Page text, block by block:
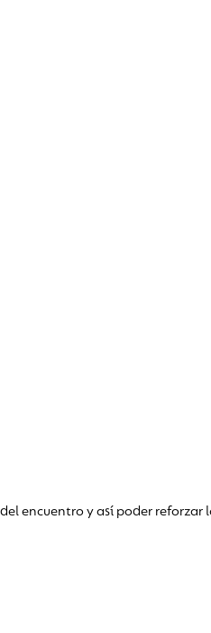
encuentro y así poder reforzar